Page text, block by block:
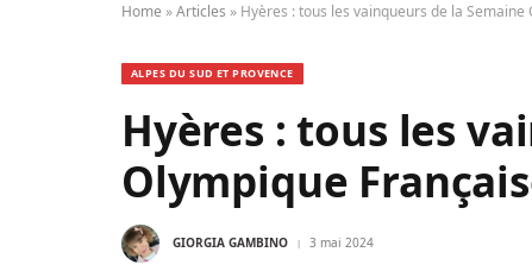
Home »Articles » Hyères : tous les vainqueurs de la Semaine
ALPES DU SUD ET PROVENCE
Hyères : tous les
Olympique
GIORGIA GAMBINO 3 mai 2024